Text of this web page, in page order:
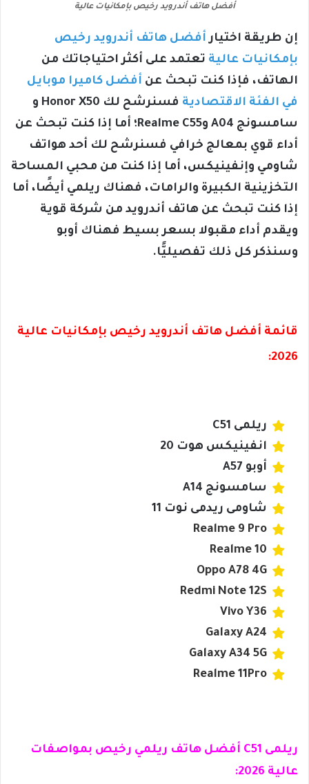
أفضل هاتف أندرويد رخيص بإمكانيات عالية
إن طريقة اختيار أفضل هاتف أندرويد رخيص
بإمكانيات عالية تعتمد على أكثر احتياجاتك من
الهاتف، فإذا كنت تبحث عن أفضل كاميرا موبايل
في الفئة الاقتصادية
فسنرشح لك Honor X50 و
سامسونج A04 وRealme C55؛ أما إذا كنت تبحث عن
أداء قوي بمعالج خرافي فسنرشح لك أحد هواتف
شاومي وإنفينيكس، أما إذا كنت من محبي المساحة
التخزينية الكبيرة والرامات، فهناك ريلمي أيضًا، أما
إذا كنت تبحث عن هاتف أندرويد من شركة قوية
ويقدم أداء مقبولا بسعر بسيط فهناك أوبو
وسنذكر كل ذلك تفصيليًّا.
قائمة أفضل هاتف أندرويد رخيص بإمكانيات عالية
2026:
ريلمى C51
انفينيكس هوت 20
أوبو A57
سامسونج A14
شاومى ريدمى نوت 11
Realme 9 Pro
Realme 10
Oppo A78 4G
Redmi Note 12S
Vivo Y36
Galaxy A24
Galaxy A34 5G
Realme 11Pro
ريلمى C51 أفضل هاتف ريلمي رخيص بمواصفات
عالية 2026: